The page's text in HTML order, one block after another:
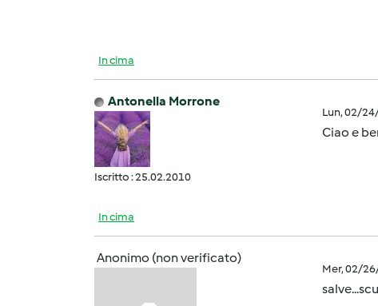
In cima
Antonella Morrone
Iscritto : 25.02.2010
Lun, 02/
Ciao e
In cima
Anonimo (non verificato)
Mer, 02/